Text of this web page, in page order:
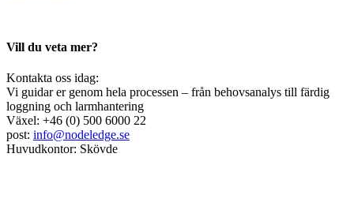
Vill du veta mer?
Kontakta oss idag:
Vi guidar er genom hela processen – från behovsanalys till färdig
loggning och larmhantering
Växel: +46 (0) 500 6000 22
post: info@nodeledge.se
Huvudkontor: Skövde